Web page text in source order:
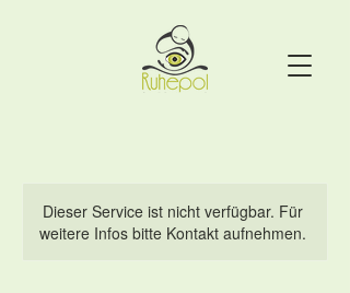
Dieser Service ist nicht verfügbar. Für
weitere Infos bitte Kontakt aufnehmen.